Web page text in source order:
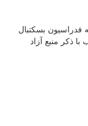
بسکتبال
ذكر منبع آزاد